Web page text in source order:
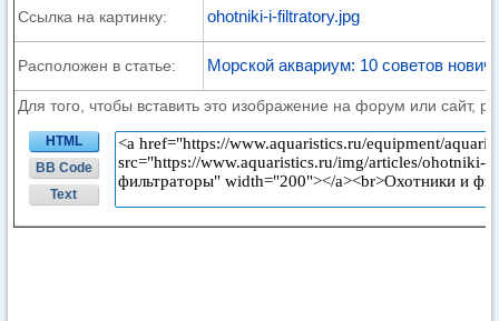
Ссылка на картинку: ohotniki-i-filtratory.jpg
Расположен в статье: Морской аквариум: 10 советов
Для того, чтобы вставить это изображение на форум или сайт,
HTML
BB Code
Text